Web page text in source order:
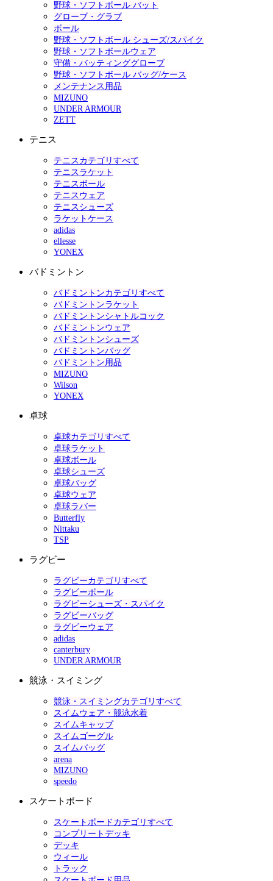
野球・ソフトボール バット
グローブ・グラブ
ボール
野球・ソフトボール シューズ/スパイク
野球・ソフトボールウェア
守備・バッティンググローブ
野球・ソフトボール バッグ/ケース
メンテナンス用品
MIZUNO
UNDER ARMOUR
ZETT
テニス
テニスカテゴリすべて
テニスラケット
テニスボール
テニスウェア
テニスシューズ
ラケットケース
adidas
ellesse
YONEX
バドミントン
バドミントンカテゴリすべて
バドミントンラケット
バドミントンシャトルコック
バドミントンウェア
バドミントンシューズ
バドミントンバッグ
バドミントン用品
MIZUNO
Wilson
YONEX
卓球
卓球カテゴリすべて
卓球ラケット
卓球ボール
卓球シューズ
卓球バッグ
卓球ウェア
卓球ラバー
Butterfly
Nittaku
TSP
ラグビー
ラグビーカテゴリすべて
ラグビーボール
ラグビーシューズ・スパイク
ラグビーバッグ
ラグビーウェア
adidas
canterbury
UNDER ARMOUR
競泳・スイミング
競泳・スイミングカテゴリすべて
スイムウェア・競泳水着
スイムキャップ
スイムゴーグル
スイムバッグ
arena
MIZUNO
speedo
スケートボード
スケートボードカテゴリすべて
コンプリートデッキ
デッキ
ウィール
トラック